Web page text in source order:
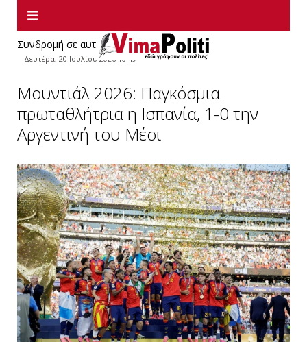
Συνδρομή σε αυτήν την τροφοδοσία RSS
Δευτέρα, 20 Ιουλίου 2026 10:49
Μουντιάλ 2026: Παγκόσμια
πρωταθλήτρια η Ισπανία, 1-0 την
Αργεντινή του Μέσι